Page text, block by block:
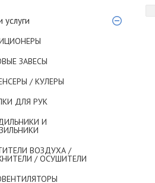
услуги
ЗАВЕСЫ
/ КУЛЕРЫ
ДЛЯ РУК
И
ВОЗДУХА /
/ ОСУШИТЕЛИ